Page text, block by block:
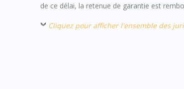
de ce délai, la retenue de garantie est
Cliquez pour afficher l'ensemble des